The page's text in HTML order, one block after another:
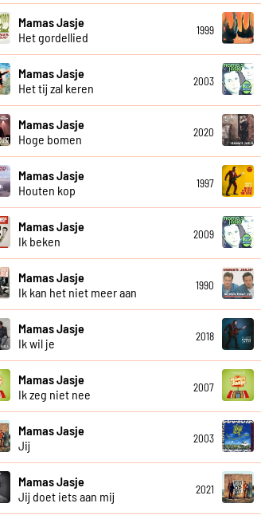
Mamas Jasje
Het gordellied
1999
Mamas Jasje
Het tij zal keren
2003
Mamas Jasje
Hoge bomen
2020
Mamas Jasje
Houten kop
1997
Mamas Jasje
Ik beken
2009
Mamas Jasje
Ik kan het niet meer aan
1990
Mamas Jasje
Ik wil je
2018
Mamas Jasje
Ik zeg niet nee
2007
Mamas Jasje
Jij
2003
Mamas Jasje
Jij doet iets aan mij
2021